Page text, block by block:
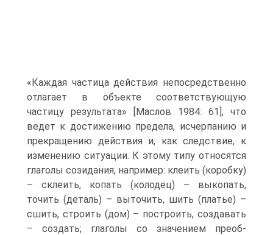
«Каждая частица действия непосредственно
отлагает в объек­те соответствующую
частицу результата» [Маслов 1984: 61], что
ведет к достижению предела, исчерпанию и
прекращению действия и, как след­ствие, к
изменению ситуации. К этому типу относятся
глаголы сози­дания, например: клеить (коробку)
– склеить, копать (колодец) – выко­пать,
точить (деталь) – выточить, шить (платье) –
сшить, строить (дом) – построить, создавать
– создать; глаголы со значением преоб­